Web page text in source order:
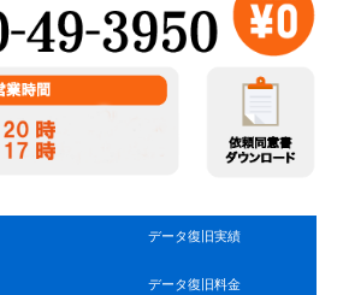
データ復旧実績
データ復旧料金